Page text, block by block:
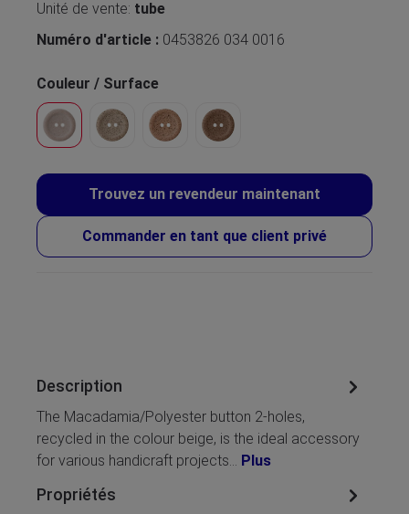
Unité de vente: tube
Numéro d'article : 0453826 034 0016
Couleur / Surface
Trouvez un revendeur maintenant
Commander en tant que client privé
Description
The Macadamia/Polyester button 2-holes,
recycled in the colour beige, is the ideal accessory
for various handicraft projects… Plus
Propriétés